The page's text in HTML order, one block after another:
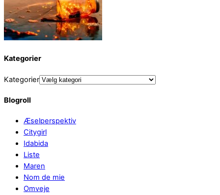
Kategorier
Kategorier
Blogroll
Æselperspektiv
Citygirl
Idabida
Liste
Maren
Nom de mie
Omveje